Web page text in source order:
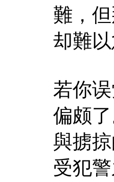
難，
却難以
若你
偏颇
與掳
受犯